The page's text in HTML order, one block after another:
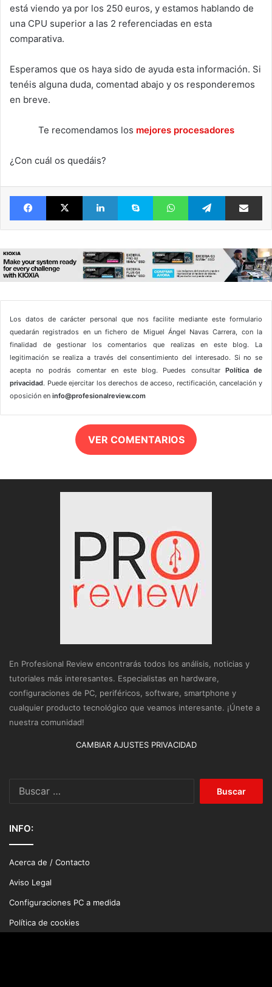
está viendo ya por los 250 euros, y estamos hablando de
una CPU superior a las 2 referenciadas en esta
comparativa.
Esperamos que os haya sido de ayuda esta información. Si
tenéis alguna duda, comentad abajo y os responderemos
en breve.
Te recomendamos los mejores procesadores
¿Con cuál os quedáis?
FacebookX LinkedIn Skype WhatsAppTelegram
Los datos de carácter personal que nos facilite mediante este formulario
quedarán registrados en un fichero de Miguel Ángel Navas Carrera, con la
finalidad de gestionar los comentarios que realizas en este blog. La
legitimación se realiza a través del consentimiento del interesado. Si no se
acepta no podrás comentar en este blog. Puedes consultar Política de
privacidad. Puede ejercitar los derechos de acceso, rectificación, cancelación y
oposición en info@profesionalreview.com
VER COMENTARIOS
En Profesional Review encontrarás todos los análisis, noticias y
tutoriales más interesantes. Especialistas en hardware,
configuraciones de PC, periféricos, software, smartphone y
cualquier producto tecnológico que veamos interesante. ¡Únete a
nuestra comunidad!
CAMBIAR AJUSTES PRIVACIDAD
INFO:
Acerca de / Contacto
Aviso Legal
Configuraciones PC a medida
Política de cookies